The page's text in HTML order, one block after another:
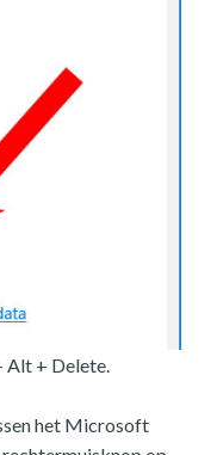
+ Delete.
het Microsoft